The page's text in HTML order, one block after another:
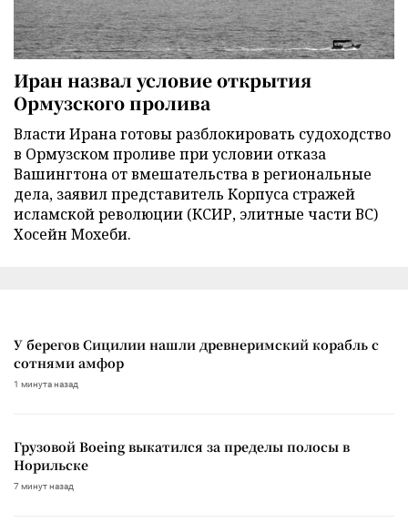
Иран назвал условие открытия
Ормузского пролива
Власти Ирана готовы разблокировать судоходство
в Ормузском проливе при условии отказа
Вашингтона от вмешательства в региональные
дела, заявил представитель Корпуса стражей
исламской революции (КСИР, элитные части ВС)
Хосейн Мохеби.
У берегов Сицилии нашли древнеримский корабль с
сотнями амфор
1 минута назад
Грузовой Boeing выкатился за пределы полосы в
Норильске
7 минут назад